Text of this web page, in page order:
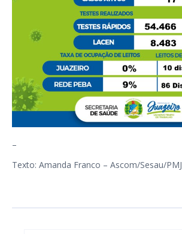
–
Texto: Amanda Franco – Ascom/Sesau/PMJ